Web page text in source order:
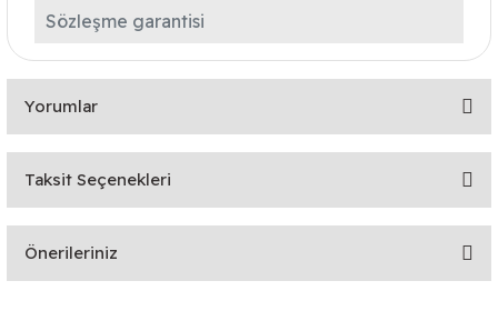
Sözleşme garantisi
Yorumlar
Bu ürüne ilk yorumu siz yapın!
Taksit Seçenekleri
Önerileriniz